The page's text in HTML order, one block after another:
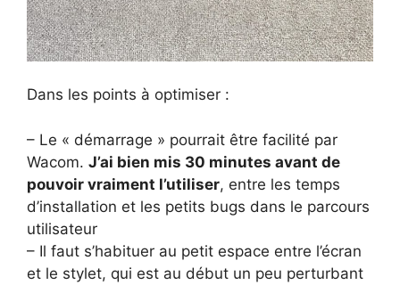
Dans les points à optimiser :
– Le « démarrage » pourrait être facilité par
Wacom. J’ai bien mis 30 minutes avant de
pouvoir vraiment l’utiliser, entre les temps
d’installation et les petits bugs dans le parcours
utilisateur
– Il faut s’habituer au petit espace entre l’écran
et le stylet, qui est au début un peu perturbant